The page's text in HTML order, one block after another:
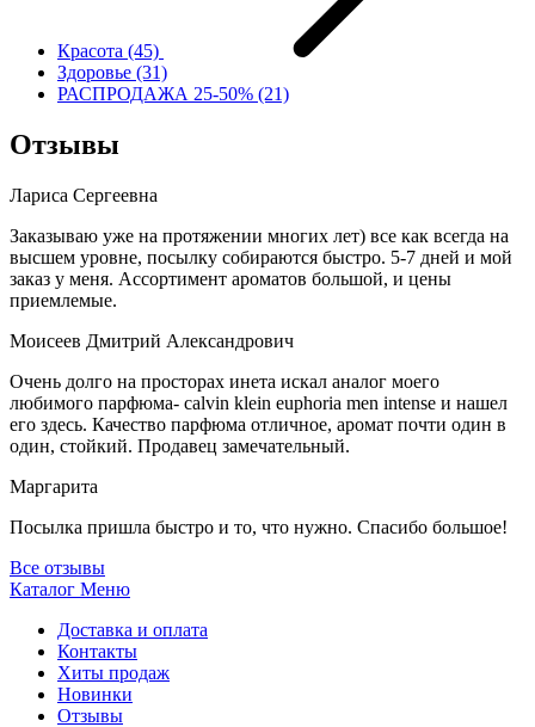
Красота (45)
Здоровье (31)
РАСПРОДАЖА 25-50% (21)
Отзывы
Лариса Сергеевна
Заказываю уже на протяжении многих лет) все как всегда на
высшем уровне, посылку собираются быстро. 5-7 дней и мой
заказ у меня. Ассортимент ароматов большой, и цены
приемлемые.
Моисеев Дмитрий Александрович
Очень долго на просторах инета искал аналог моего
любимого парфюма- calvin klein euphoria men intense и нашел
его здесь. Качество парфюма отличное, аромат почти один в
один, стойкий. Продавец замечательный.
Маргарита
Посылка пришла быстро и то, что нужно. Спасибо большое!
Все отзывы
Каталог Меню
Доставка и оплата
Контакты
Хиты продаж
Новинки
Отзывы